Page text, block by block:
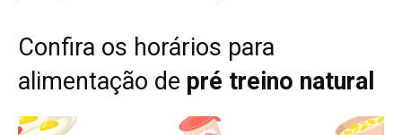
Confira os horários para
alimentação de pré treino natural